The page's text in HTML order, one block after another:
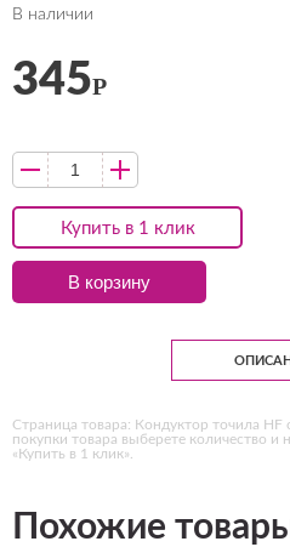
В наличии
Купить в 1 клик
345Р
В корзину
Страница товара: Кондуктор точила
покупки товара выберете количество и
«Купить в 1 клик».
Похожие